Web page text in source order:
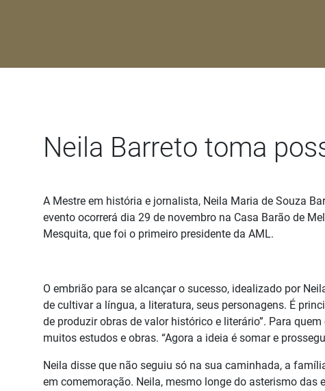
Neila Barreto toma
A Mestre em história e jornalista, Neila Maria de Souza
evento ocorrerá dia 29 de novembro na Casa Barão de
Mesquita, que foi o primeiro presidente da AML.
O embrião para se alcançar o sucesso, idealizado por
de cultivar a língua, a literatura, seus personagens. É
de produzir obras de valor histórico e literário”. Para
muitos estudos e obras. “Agora a ideia é somar e
Neila disse que não seguiu só na sua caminhada, a
em comemoração. Neila, mesmo longe do asterismo